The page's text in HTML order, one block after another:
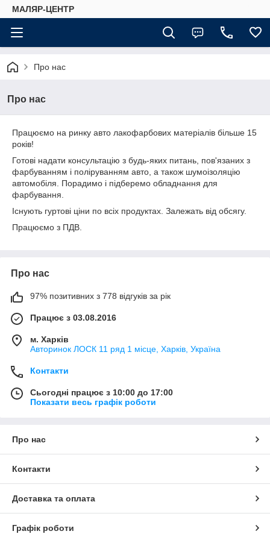
МАЛЯР-ЦЕНТР
Про нас
Про нас
Працюємо на ринку авто лакофарбових матеріалів більше 15
років!
Готові надати консультацію з будь-яких питань, пов'язаних з
фарбуванням і поліруванням авто, а також шумоізоляцію
автомобіля. Порадимо і підберемо обладнання для
фарбування.
Існують гуртові ціни по всіх продуктах. Залежать від обсягу.
Працюємо з ПДВ.
Про нас
97% позитивних з 778 відгуків за рік
Працює з 03.08.2016
м. Харків
Авторинок ЛОСК 11 ряд 1 місце, Харків, Україна
Контакти
Сьогодні працює з 10:00 до 17:00
Показати весь графік роботи
Про нас
Контакти
Доставка та оплата
Графік роботи